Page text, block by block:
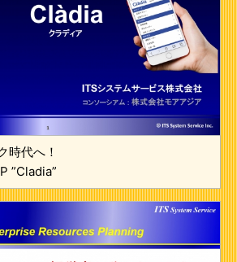
時代へ！
”Cladia”